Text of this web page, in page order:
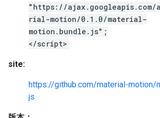
"https://ajax.googleapis.com/
rial-motion/0.1.0/material-
motion.bundle.js";
</script>
site:
https://github.com/material-motion/
js